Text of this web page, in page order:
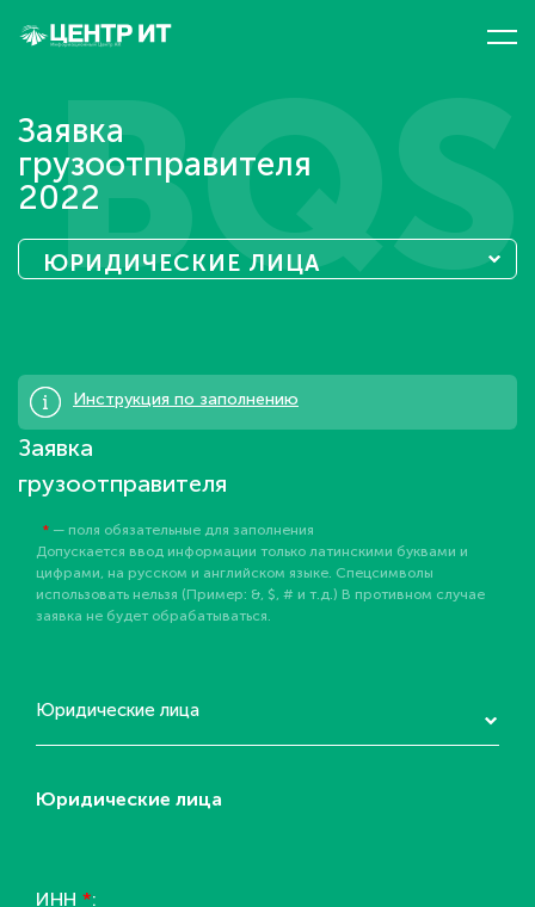
BQS
Заявка
грузоотправителя
2022
ЮРИДИЧЕСКИЕ ЛИЦА